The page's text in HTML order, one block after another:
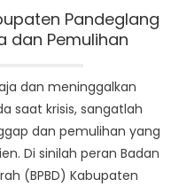
Efforts:
How
Daerah
is
Making
a
Pandeglang
dan Pemulihan
dan meninggalkan
saat krisis, sangatlah
dan pemulihan yang
Di sinilah peran Badan
(BPBD) Kabupaten